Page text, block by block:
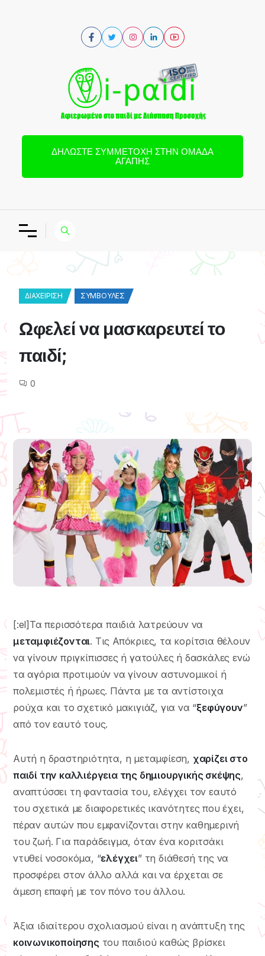
ΔΗΛΏΣΤΕ ΣΥΜΜΕΤΟΧΉ ΣΤΗΝ ΟΜΆΔΑ
ΑΓΆΠΗΣ
ΔΙΑΧΕΊΡΙΣΗ ΣΥΜΒΟΥΛΈΣ
Ωφελεί να μασκαρευτεί το
παιδί;
0
[:el]Τα περισσότερα παιδιά λατρεύουν να
μεταμφιέζονται. Τις Απόκριες, τα κορίτσια θέλουν
να γίνουν πριγκίπισσες ή γατούλες ή δασκάλες ενώ
τα αγόρια προτιμούν να γίνουν αστυνομικοί ή
πολεμιστές ή ήρωες. Πάντα με τα αντίστοιχα
ρούχα και το σχετικό μακιγιάζ, για να “ξεφύγουν”
από τον εαυτό τους.
Αυτή η δραστηριότητα, η μεταμφίεση, χαρίζει στο
παιδί την καλλιέργεια της δημιουργικής σκέψης,
αναπτύσσει τη φαντασία του, ελέγχει τον εαυτό
του σχετικά με διαφορετικές ικανότητες που έχει,
πέραν αυτών που εμφανίζονται στην καθημερινή
του ζωή. Για παράδειγμα, όταν ένα κοριτσάκι
ντυθεί νοσοκόμα, “ελέγχει” τη διάθεσή της να
προσφέρει στον άλλο αλλά και να έρχεται σε
άμεση επαφή με τον πόνο του άλλου.
Άξια ιδιαίτερου σχολιασμού είναι η ανάπτυξη της
κοινωνικοποίησηςτου παιδιού καθώς βρίσκει